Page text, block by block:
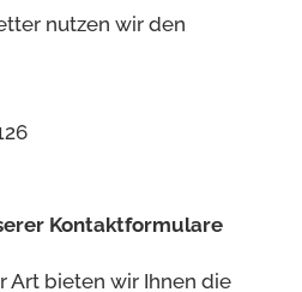
nutzen wir den
Kontaktformulare
Art bieten wir Ihnen die